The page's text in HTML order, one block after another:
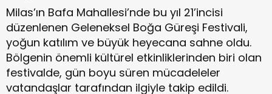
Milas’ın Bafa Mahallesi’nde bu yıl 21’incisi
düzenlenen Geleneksel Boğa Güreşi Festivali,
yoğun katılım ve büyük heyecana sahne oldu.
Bölgenin önemli kültürel etkinliklerinden biri olan
festivalde, gün boyu süren mücadeleler
vatandaşlar tarafından ilgiyle takip edildi.